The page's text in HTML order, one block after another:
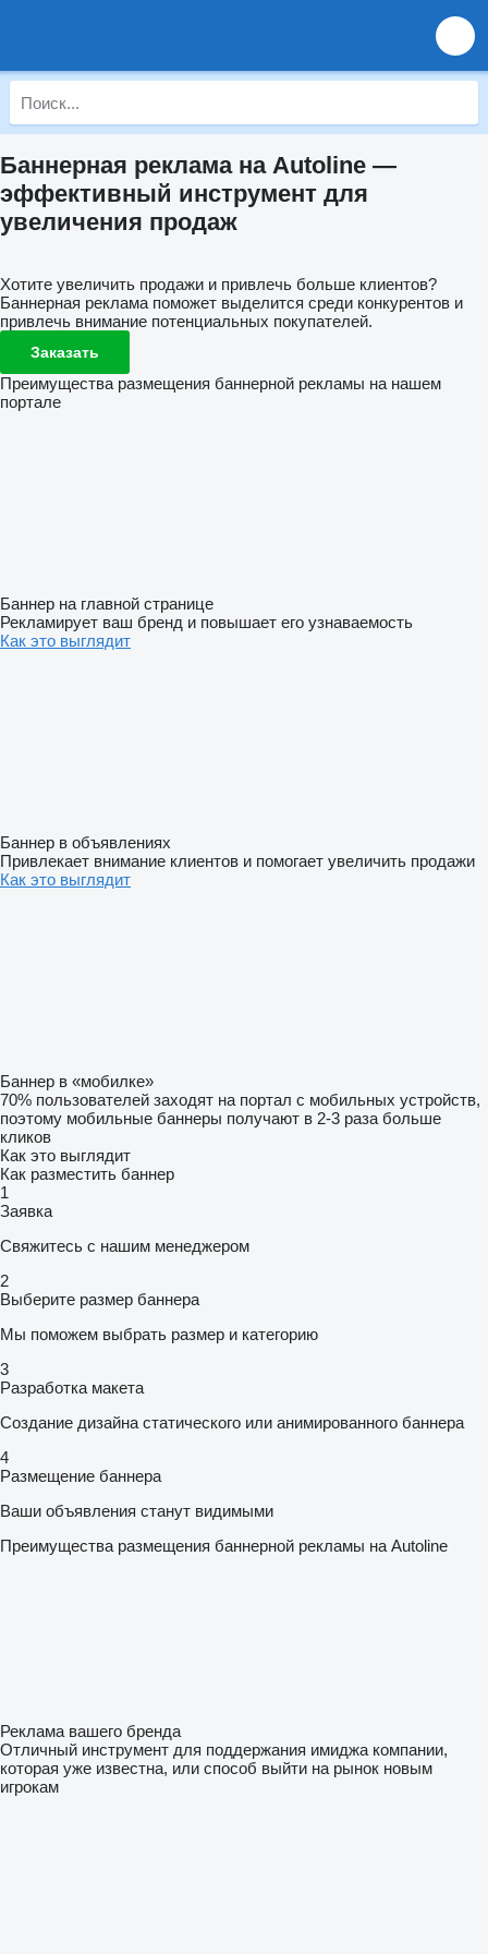
Баннерная реклама на Autoline —
эффективный инструмент для
увеличения продаж
Хотите увеличить продажи и привлечь больше клиентов?
Баннерная реклама поможет выделится среди конкурентов и
привлечь внимание потенциальных покупателей.
Заказать
Преимущества размещения баннерной рекламы на нашем
портале
Баннер на главной странице
Рекламирует ваш бренд и повышает его узнаваемость
Как это выглядит
Баннер в объявлениях
Привлекает внимание клиентов и помогает увеличить продажи
Как это выглядит
Баннер в «мобилке»
70% пользователей заходят на портал с мобильных устройств,
поэтому мобильные баннеры получают в 2-3 раза больше
кликов
Как это выглядит
Как разместить баннер
1
Заявка
Свяжитесь с нашим менеджером
2
Выберите размер баннера
Мы поможем выбрать размер и категорию
3
Разработка макета
Создание дизайна статического или анимированного баннера
4
Размещение баннера
Ваши объявления станут видимыми
Преимущества размещения баннерной рекламы на Autoline
Реклама вашего бренда
Отличный инструмент для поддержания имиджа компании,
которая уже известна, или способ выйти на рынок новым
игрокам